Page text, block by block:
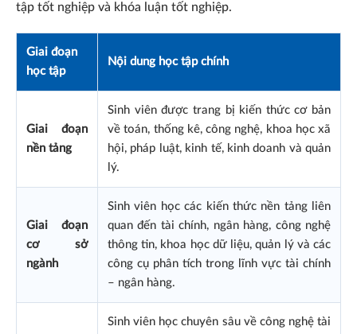
tập tốt nghiệp và khóa luận tốt nghiệp.
Giai đoạn
học tập
Nội dung học tập chính
Giai đoạn
nền tảng
Sinh viên được trang bị kiến thức cơ bản
về toán, thống kê, công nghệ, khoa học xã
hội, pháp luật, kinh tế, kinh doanh và quản
lý.
Giai đoạn
cơ sở
ngành
Sinh viên học các kiến thức nền tảng liên
quan đến tài chính, ngân hàng, công nghệ
thông tin, khoa học dữ liệu, quản lý và các
công cụ phân tích trong lĩnh vực tài chính
– ngân hàng.
Sinh viên học chuyên sâu về công nghệ tài